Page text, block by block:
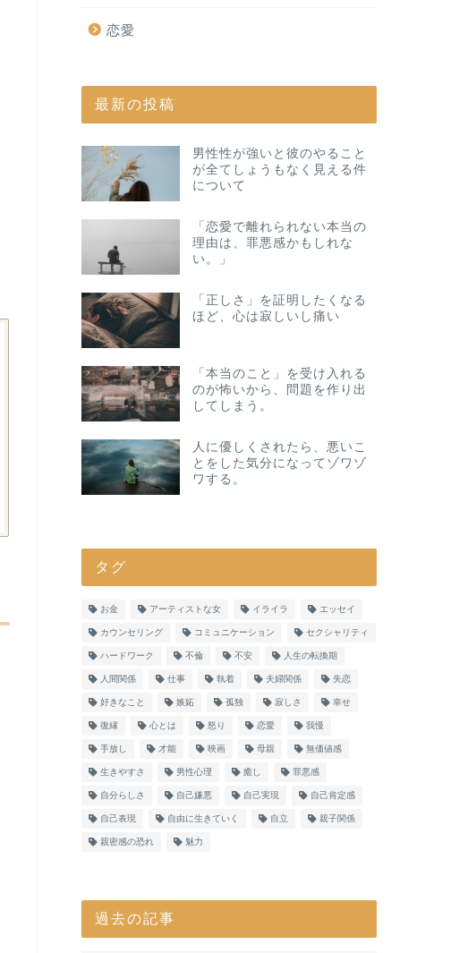
恋愛
最新の投稿
男性性が強いと彼のやること
が全てしょうもなく見える件
について
「恋愛で離れられない本当の
理由は、罪悪感かもしれな
い。」
「正しさ」を証明したくなる
ほど、心は寂しいし痛い
「本当のこと」を受け入れる
のが怖いから、問題を作り出
してしまう。
人に優しくされたら、悪いこ
とをした気分になってゾワゾ
ワする。
タグ
お金 アーティストな女 イライラ エッセイ
カウンセリング コミュニケーション セクシャリティ
ハードワーク 不倫 不安 人生の転換期
人間関係 仕事 執着 夫婦関係 失恋
好きなこと 嫉妬 孤独 寂しさ 幸せ
復縁 心とは 怒り 恋愛 我慢
手放し 才能 映画 母親 無価値感
生きやすさ 男性心理 癒し 罪悪感
自分らしさ 自己嫌悪 自己実現 自己肯定感
自己表現 自由に生きていく 自立 親子関係
親密感の恐れ 魅力
過去の記事